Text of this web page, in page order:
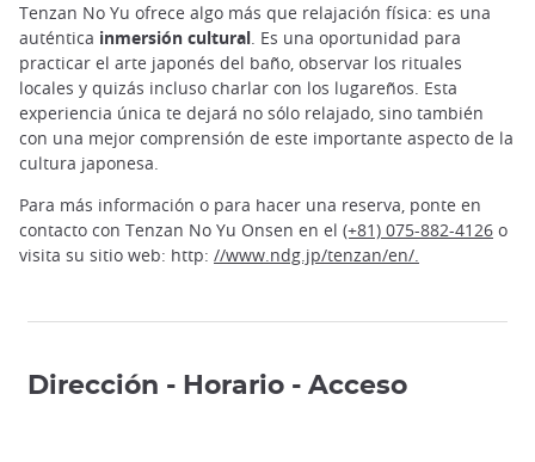
Tenzan No Yu ofrece algo más que relajación física: es una
auténtica inmersión cultural. Es una oportunidad para
practicar el arte japonés del baño, observar los rituales
locales y quizás incluso charlar con los lugareños. Esta
experiencia única te dejará no sólo relajado, sino también
con una mejor comprensión de este importante aspecto de la
cultura japonesa.
Para más información o para hacer una reserva, ponte en
contacto con Tenzan No Yu Onsen en el (+81) 075-882-4126 o
visita su sitio web: http: //www.ndg.jp/tenzan/en/.
Dirección - Horario - Acceso